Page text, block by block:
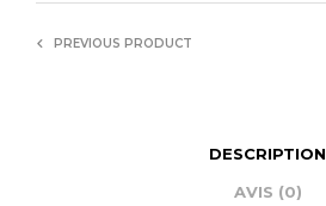
PREVIOUS PRODUCT
DESCRIPTION
AVIS (0)